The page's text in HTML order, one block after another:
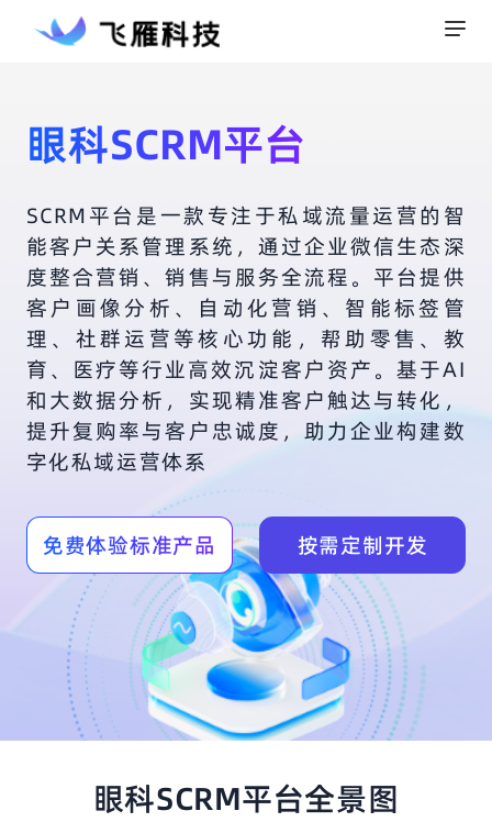
眼科SCRM平台
SCRM平台是一款专注于私域流量运营的智
能客户关系管理系统，通过企业微信生态深
度整合营销、销售与服务全流程。平台提供
客户画像分析、自动化营销、智能标签管
理、社群运营等核心功能，帮助零售、教
育、医疗等行业高效沉淀客户资产。基于AI
和大数据分析，实现精准客户触达与转化，
提升复购率与客户忠诚度，助力企业构建数
字化私域运营体系
免费体验标准产品 按需定制开发
眼科SCRM平台全景图